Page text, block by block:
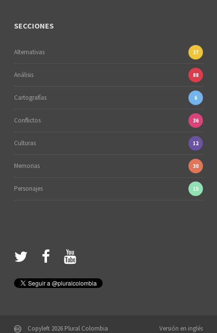
SECCIONES
Alternativas 27
Análisis 88
Cartografías 6
Conflictos 36
Culturas 12
Memorias 30
Personajes 15
Copyleft 2026 Plural Colombia Versión en inglés